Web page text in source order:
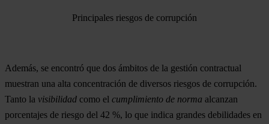
Principales riesgos de corrupción
Además, se encontró que dos ámbitos de la gestión contractual
muestran una alta concentración de diversos riesgos de corrupción.
Tanto la visibilidad como el cumplimiento de norma alcanzan
porcentajes de riesgo del 42 %, lo que indica grandes debilidades en